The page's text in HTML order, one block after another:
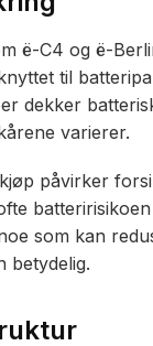
ë-C4 og ë-
til
dekker
varierer.
påvirker
som kan
betydelig.